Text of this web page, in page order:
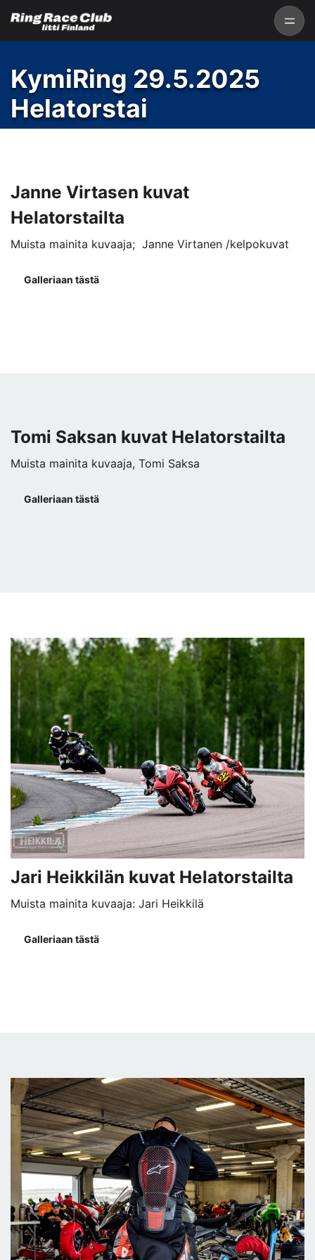
KymiRing 29.5.2025
Helatorstai
Janne Virtasen kuvat
Helatorstailta
Muista mainita kuvaaja; Janne Virtanen /kelpokuvat
Galleriaan tästä
Tomi Saksan kuvat Helatorstailta
Muista mainita kuvaaja, Tomi Saksa
Galleriaan tästä
Jari Heikkilän kuvat Helatorstailta
Muista mainita kuvaaja: Jari Heikkilä
Galleriaan tästä